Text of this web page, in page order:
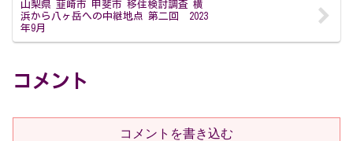
山梨県 韮崎市 甲斐市 移住検討調査 横
浜から八ヶ岳への中継地点 第二回 2023
年9月
コメント
コメントを書き込む